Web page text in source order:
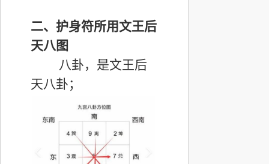
二、护身符所用文王后
天八图
八卦，是文王后
天八卦；